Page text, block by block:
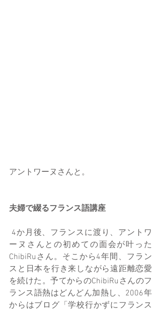
アントワーヌさんと。
夫婦で綴るフランス語講座
ーヌさんとの初めての面会が叶った
ChibiRuさん。そこから4年間、フラン
スと日本を行き来しながら遠距離恋愛
を続けた。予てからのChibiRuさんのフ
ランス語熱はどんどん加熱し、2006年
からはブログ「学校行かずにフランス